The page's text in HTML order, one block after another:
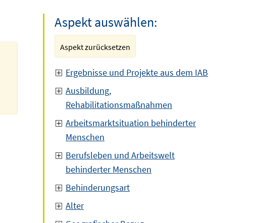
Aspekt auswählen:
Aspekt zurücksetzen
Ergebnisse und Projekte aus dem IAB
Ausbildung,
Rehabilitationsmaßnahmen
Arbeitsmarktsituation behinderter
Menschen
Berufsleben und Arbeitswelt
behinderter Menschen
Behinderungsart
Alter